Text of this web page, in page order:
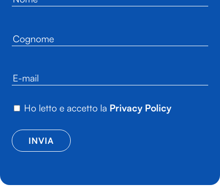
Ho letto e accetto la Privacy Policy